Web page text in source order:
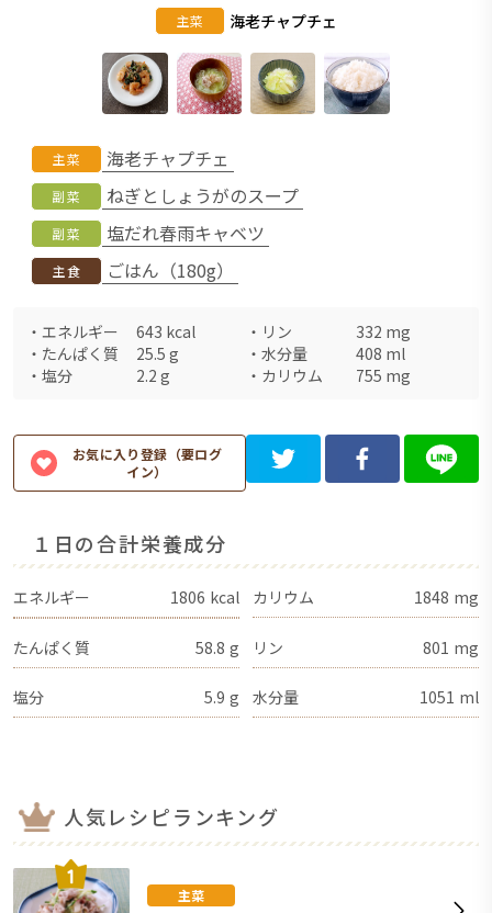
主菜 海老チャプチェ
主菜 海老チャプチェ
副菜 ねぎとしょうがのスープ
副菜 塩だれ春雨キャベツ
主食 ごはん（180g）
・ エネルギー 643 kcal ・ リン 332 mg
・ たんぱく質 25.5 g ・ 水分量 408 ml
・ 塩分 2.2 g ・ カリウム 755 mg
お気に入り登録（要ログ
イン）
１日の合計栄養成分
エネルギー 1806 kcal カリウム 1848 mg
たんぱく質 58.8 g リン 801 mg
塩分 5.9 g 水分量 1051 ml
人気レシピランキング
主菜